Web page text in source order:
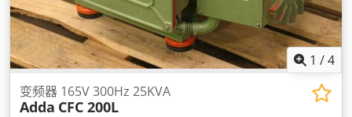
1 /4
变频器 165V 300Hz 25KVA
Adda CFC 200L